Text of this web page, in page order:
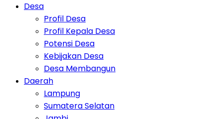
Desa
Profil Desa
Profil Kepala Desa
Potensi Desa
Kebijakan Desa
Desa Membangun
Daerah
Lampung
Sumatera Selatan